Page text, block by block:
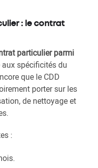
: le contrat
particulier parmi
aux spécificités du
que le CDD
porter sur les
de nettoyage et
: